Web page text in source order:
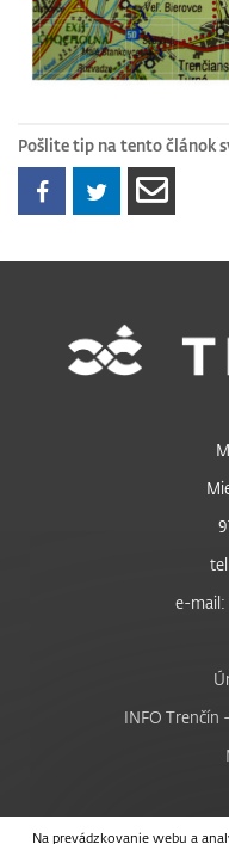
Pošlite tip na tento článok
Na prevádzkovanie webu a
e-mail:
INFO Trenčín